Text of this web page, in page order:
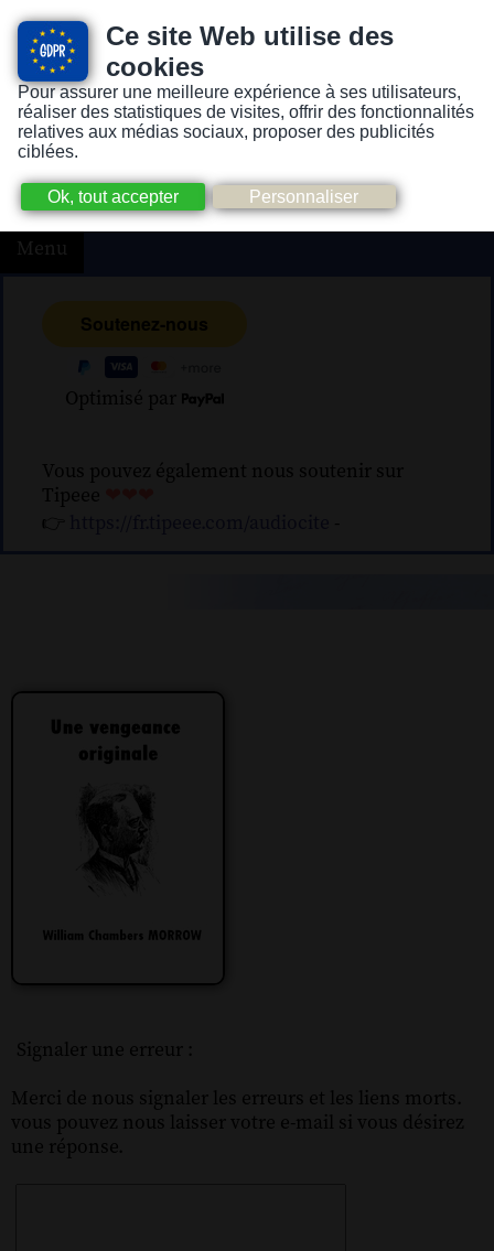
Ce site Web utilise des
cookies
Pour assurer une meilleure expérience à ses utilisateurs,
réaliser des statistiques de visites, offrir des fonctionnalités
relatives aux médias sociaux, proposer des publicités
ciblées.
Version pour personnes mal-voyantes ou non-voyantes
Menu
Optimisé par
Vous pouvez également nous soutenir sur
Tipeee
👉
-
Signaler une erreur :
Merci de nous signaler les erreurs et les liens morts.
vous pouvez nous laisser votre e-mail si vous désirez
une réponse.